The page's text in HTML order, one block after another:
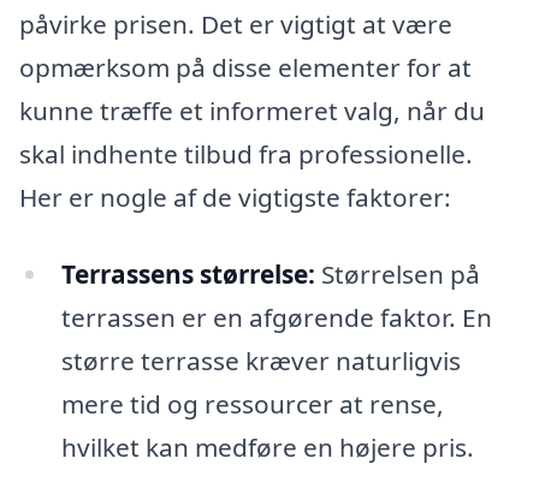
påvirke prisen. Det er vigtigt at være
opmærksom på disse elementer for at
kunne træffe et informeret valg, når du
skal indhente tilbud fra professionelle.
Her er nogle af de vigtigste faktorer:
Terrassens størrelse: Størrelsen på
terrassen er en afgørende faktor. En
større terrasse kræver naturligvis
mere tid og ressourcer at rense,
hvilket kan medføre en højere pris.